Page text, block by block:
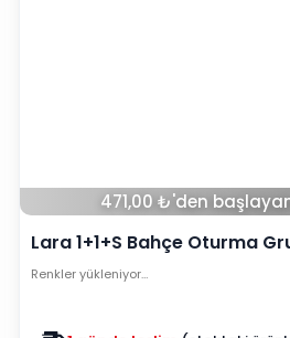
471,00 ₺'den
Lara 1+1+S Bahçe Oturma
Renkler yükleniyor…